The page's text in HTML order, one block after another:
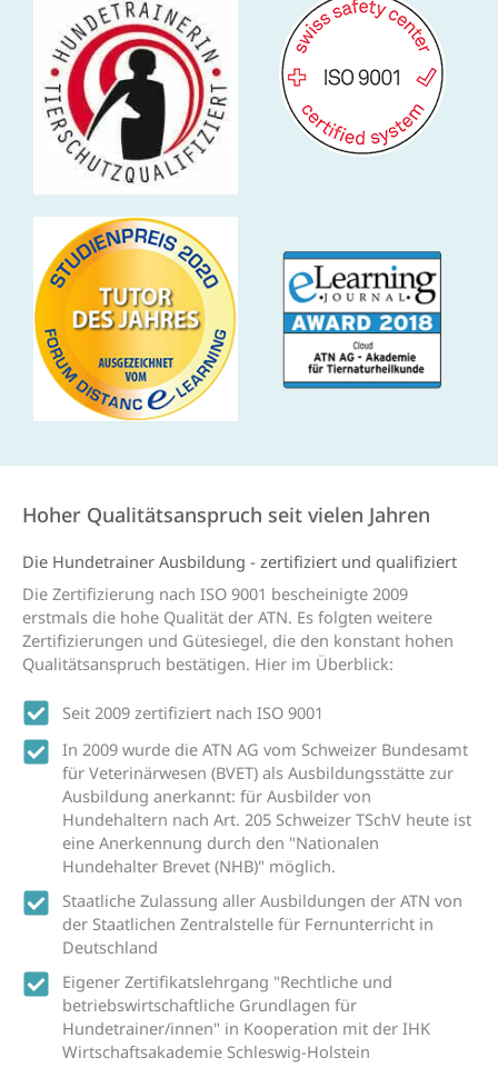
Hoher Qualitätsanspruch seit vielen Jahren
Die Hunde­trainer Aus­bildung - zertifiziert und qualifiziert
Die Zertifizierung nach ISO 9001 bescheinigte 2009
erstmals die hohe Qualität der ATN. Es folgten weitere
Zertifizierungen und Gütesiegel, die den konstant hohen
Qualitätsanspruch bestätigen. Hier im Überblick:
Seit 2009 zertifiziert nach ISO 9001
In 2009 wurde die ATN AG vom Schweizer Bundesamt
für Veterinärwesen (BVET) als Ausbildungsstätte zur
Ausbildung anerkannt: für Ausbilder von
Hundehaltern nach Art. 205 Schweizer TSchV heute ist
eine Anerkennung durch den "Nationalen
Hundehalter Brevet (NHB)" möglich.
Staatliche Zulassung aller Ausbildungen der ATN von
der Staatlichen Zentralstelle für Fernunterricht in
Deutschland
Eigener Zertifikatslehrgang "Rechtliche und
betriebswirtschaftliche Grundlagen für
Hundetrainer/innen" in Kooperation mit der IHK
Wirtschaftsakademie Schleswig-Holstein